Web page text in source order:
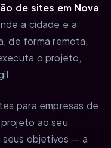
de sites em Nova
a cidade e a
de forma remota,
o projeto,
para empresas de
ao seu
objetivos — a